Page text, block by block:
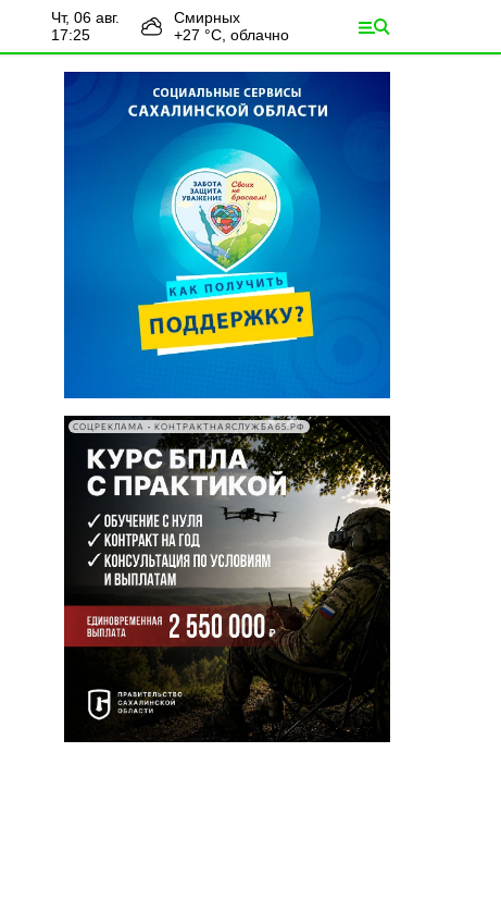
чт, 06 авг.
17:25
Смирных
+27 °С, облачно
СОЦРЕКЛАМА • КОНТРАКТНАЯСЛУЖБА65.РФ